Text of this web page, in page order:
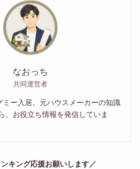
なおっち
共同運営者
ミー入居。元ハウスメーカーの知識
、お役立ち情報を発信していま
キング応援お願いします／